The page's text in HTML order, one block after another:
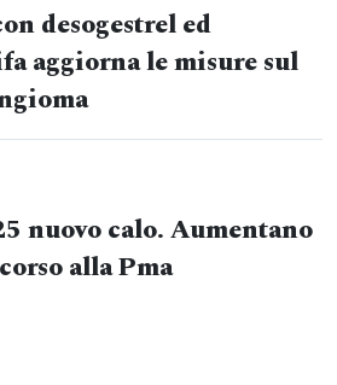
desogestrel ed
aggiorna le misure sul
nuovo calo. Aumentano
alla Pma